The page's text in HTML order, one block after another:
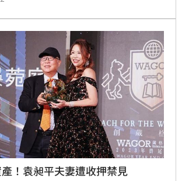
9字，讓全場笑翻。宋亭誼報導
！袁昶平夫妻遭收押禁見